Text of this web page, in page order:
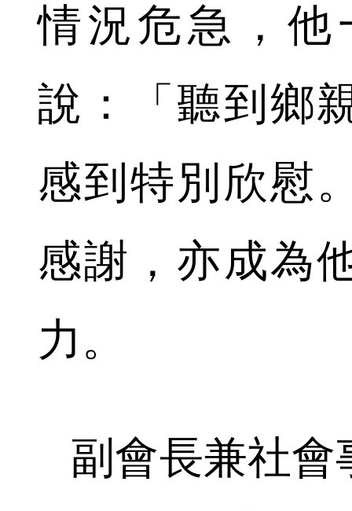
情況危急，他
說：「聽到鄉
感到特別欣慰
感謝，亦成為
力。
副會長兼社會